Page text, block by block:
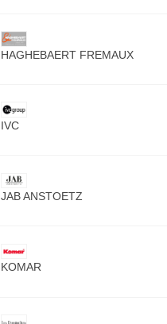
HAGHEBAERT FREMAUX
IVC
JAB ANSTOETZ
KOMAR